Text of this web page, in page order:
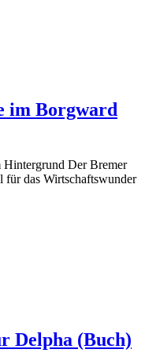
im Borgward
Der Bremer
für das Wirtschaftswunder
Delpha (Buch)